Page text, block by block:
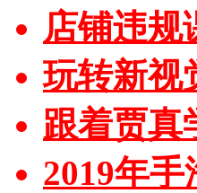
店铺违规
玩转新视
跟着贾真
2019年